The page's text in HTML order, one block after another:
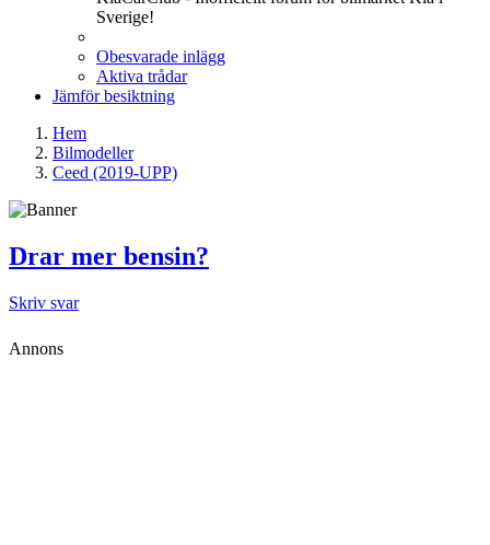
Sverige!
Obesvarade inlägg
Aktiva trådar
Jämför besiktning
Hem
Bilmodeller
Ceed (2019-UPP)
Drar mer bensin?
Skriv svar
Annons